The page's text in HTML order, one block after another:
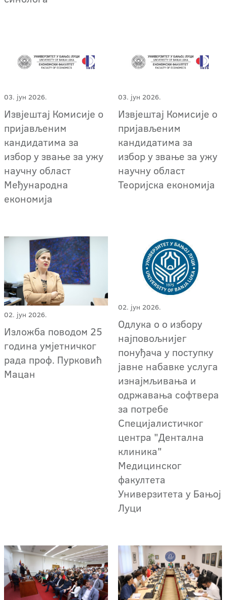
03. јун 2026.
Извјештај Комисије о
пријављеним
кандидатима за
избор у звање за ужу
научну област
Међународна
економија
03. јун 2026.
Извјештај Комисије о
пријављеним
кандидатима за
избор у звање за ужу
научну област
Теоријска економија
02. јун 2026.
Изложба поводом 25
година умјетничког
рада проф. Пурковић
Мацан
02. јун 2026.
Одлука о о избору
најповољнијег
понуђача у поступку
јавне набавке услуга
изнајмљивања и
одржавања софтвера
за потребе
Специјалистичког
центра "Дентална
клиника"
Медицинског
факултета
Универзитета у Бањој
Луци